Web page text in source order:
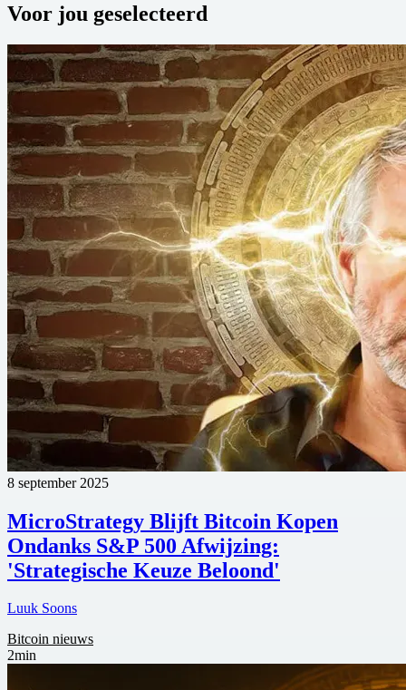
Voor jou geselecteerd
8 september 2025
MicroStrategy Blijft Bitcoin Kopen
Ondanks S&P 500 Afwijzing:
'Strategische Keuze Beloond'
Luuk Soons
Bitcoin nieuws
2min